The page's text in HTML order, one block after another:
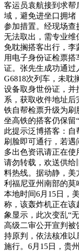
客运员袁航接到求帮
域，避免进坐口拥堵
参加措置。经现场查
无法取出，需专业维
免耽搁搭客出行，李
用电子身份证检票
证。张先生成功通过
G6818次列车，未耽
设备取身世份证，并
系，获取收件地址
铁自帮检票升级为刷
坐高铁的搭客仍保留
此提示泛博搭客：自
刷脸即可通行，若
多出色资讯请正在使
请勿转载，欢送供给
料热线。据动静，美
利福尼亚州南部的莫
本地时间6月15日，
称，该轰炸机正在该
象显示，此次变乱“
高级二审公开宣判被
持原判，依法核准以
施行。6月15日，贵